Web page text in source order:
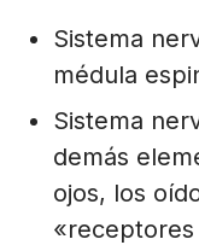
Sistema
médula
Sistema
demás
ojos, los
«receptores